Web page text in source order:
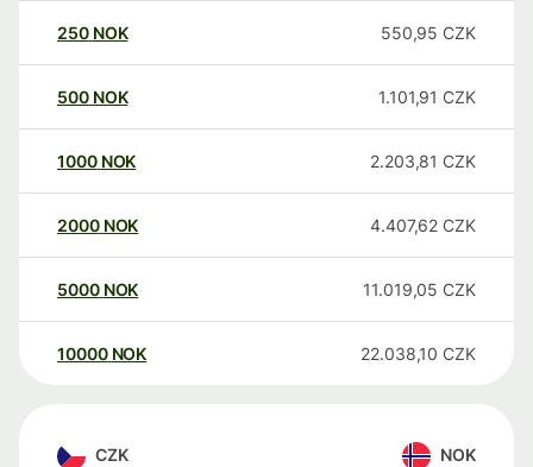
250 NOK 550,95 CZK
500 NOK 1.101,91 CZK
1000 NOK 2.203,81 CZK
2000 NOK 4.407,62 CZK
5000 NOK 11.019,05 CZK
10000 NOK 22.038,10 CZK
CZK NOK